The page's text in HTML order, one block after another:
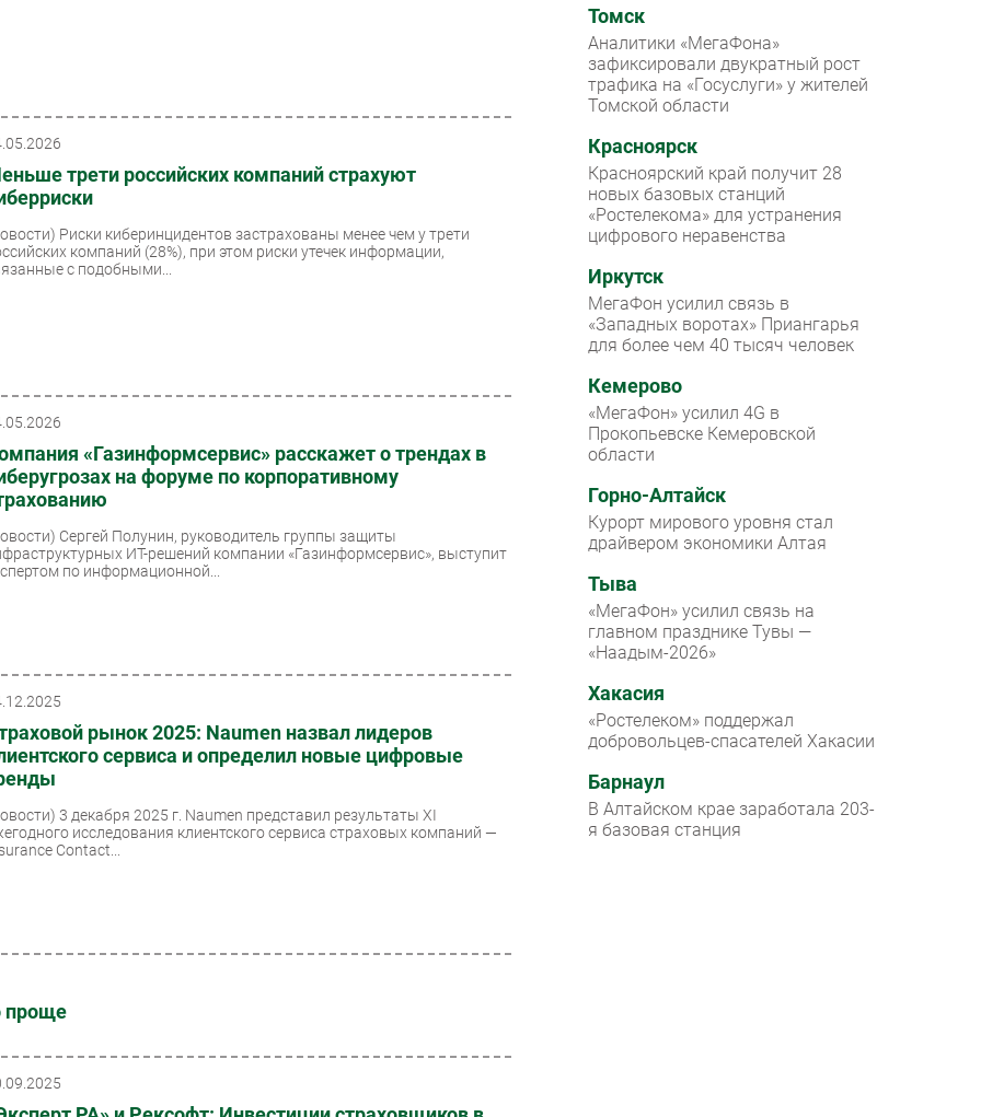
Тестовый стенд
Каталог компаний
трети российских компаний страхуют
Риски киберинцидентов застрахованы менее чем у трети
компаний (28%), при этом риски утечек информации,
с подобными...
«Газинформсервис» расскажет о трендах в
на форуме по корпоративному
Сергей Полунин, руководитель группы защиты
ИТ-решений компании «Газинформсервис», выступит
по информационной...
рынок 2025: Naumen назвал лидеров
сервиса и определил новые цифровые
3 декабря 2025 г. Naumen представил результаты XI
исследования клиентского сервиса страховых компаний —
Contact...
проще
Томск
Аналитики «МегаФона»
зафиксировали двукратный рост
трафика на «Госуслуги» у жителей
Томской области
Красноярск
Красноярский край получит 28
новых базовых станций
«Ростелекома» для устранения
цифрового неравенства
Иркутск
МегаФон усилил связь в
«Западных воротах» Приангарья
для более чем 40 тысяч человек
Кемерово
«МегаФон» усилил 4G в
Прокопьевске Кемеровской
области
Горно-Алтайск
Курорт мирового уровня стал
драйвером экономики Алтая
Тыва
«МегаФон» усилил связь на
главном празднике Тувы —
«Наадым-2026»
Хакасия
«Ростелеком» поддержал
добровольцев-спасателей Хакасии
Барнаул
В Алтайском крае заработала 203-
я базовая станция